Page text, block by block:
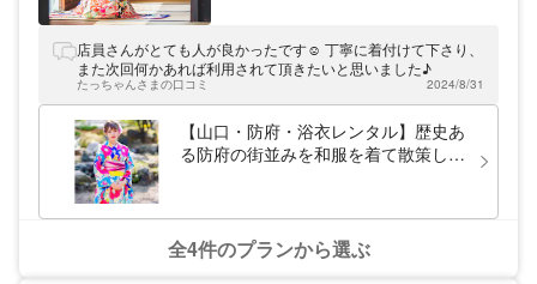
ーンの着付けを行っており、お好きなスタイ
ルで着物をお楽しみいただけます。着付けだ
けではなく、ヘアセットやメイクアップも可
能！いつもと違う自分になって、防府市内の
散策や撮影をお楽しみください。
店員さんがとても人が良かったです☺︎ 丁寧に着付けて下さり、
また次回何かあれば利用されて頂きたいと思いました♪
たっちゃんさまの口コミ 2024/8/31
【山口・防府・浴衣レンタル】歴史あ
る防府の街並みを和服を着て散策しよ
全4件のプランから選ぶ